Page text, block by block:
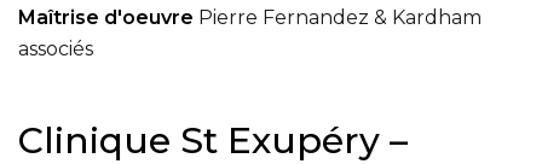
Maîtrise d'oeuvre Pierre Fernandez & Kardham
associés
Clinique St Exupéry –